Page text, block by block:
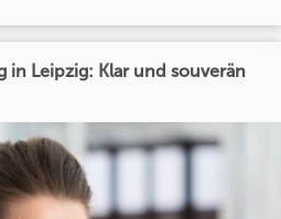
in Leipzig: Klar und souverän